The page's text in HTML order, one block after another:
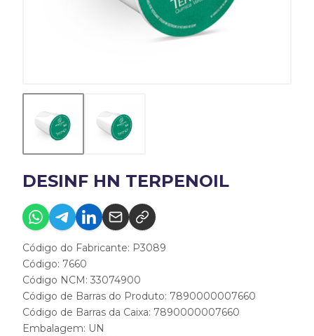
DESINF HN TERPENOIL
Código do Fabricante: P3089
Código: 7660
Código NCM: 33074900
Código de Barras do Produto: 7890000007660
Código de Barras da Caixa: 7890000007660
Embalagem: UN